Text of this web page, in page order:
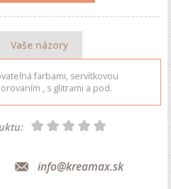
Vaše názory
farbami, servítkovou
, s glitrami a pod.
info@kreamax.sk